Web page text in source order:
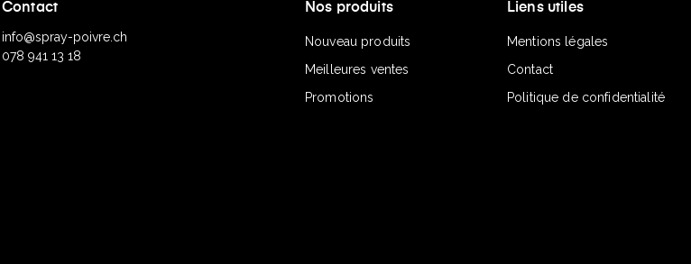
Contact
info@spray-poivre.ch
078 941 13 18
Nos produits
Nouveau produits
Meilleures ventes
Promotions
Liens utiles
Mentions légales
Contact
Politique de confidentialité